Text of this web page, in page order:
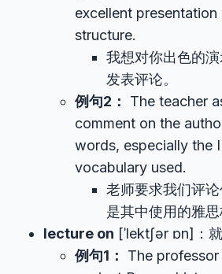
excellent presentation
structure.
我想对你出色的
发表评论。
例句2：
The teacher
comment on the
words, especially the
vocabulary used.
老师要求我们评
是其中使用的雅思
lecture on [ˈlektʃər ɒn]：
例句1：
The